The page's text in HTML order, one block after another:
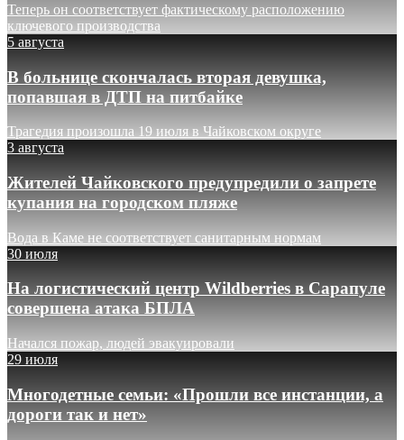
Теперь он соответствует фактическому расположению
ключевого производства
5 августа
В больнице скончалась вторая девушка,
попавшая в ДТП на питбайке
Трагедия произошла 19 июля в Чайковском округе
3 августа
Жителей Чайковского предупредили о запрете
купания на городском пляже
Вода в Каме не соответствует санитарным нормам
30 июля
На логистический центр Wildberries в Сарапуле
совершена атака БПЛА
Начался пожар, людей эвакуировали
29 июля
Многодетные семьи: «Прошли все инстанции, а
дороги так и нет»